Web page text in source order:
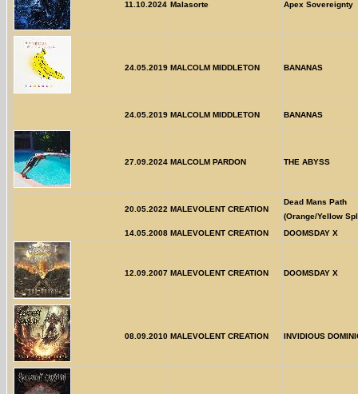
11.10.2024 Malasorte Apex Sovereignty
24.05.2019 MALCOLM MIDDLETON BANANAS
24.05.2019 MALCOLM MIDDLETON BANANAS
27.09.2024 MALCOLM PARDON THE ABYSS
20.05.2022 MALEVOLENT CREATION
Dead Mans Path
(Orange/Yellow
14.05.2008 MALEVOLENT CREATION DOOMSDAY X
12.09.2007 MALEVOLENT CREATION DOOMSDAY X
08.09.2010 MALEVOLENT CREATION INVIDIOUS